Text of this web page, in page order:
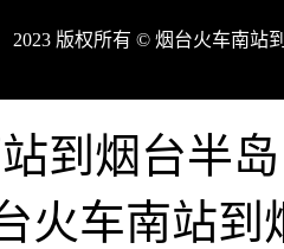
2023 版权所有 © 烟台火车南站
到烟台半
火车南站